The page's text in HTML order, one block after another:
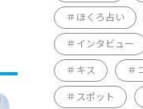
ほくろ占い
インタビュー
キス
スポット